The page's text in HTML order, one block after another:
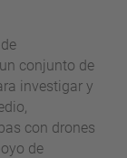
conjunto de
investigar y
con drones
de